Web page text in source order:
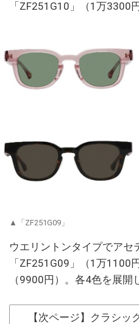
「ZF251G10」（1万3300
▲「ZF251G09」
ウエリントンタイプでアセ
「ZF251G09」（1万1100
（9900円）。各4色を展開
【次ページ】クラシッ